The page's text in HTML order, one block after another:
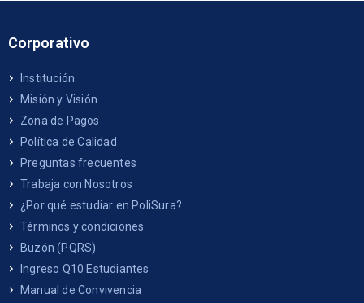
Corporativo
Institución
Misión y Visión
Zona de Pagos
Política de Calidad
Preguntas frecuentes
Trabaja con Nosotros
¿Por qué estudiar en PoliSura?
Términos y condiciones
Buzón (PQRS)
Ingreso Q10 Estudiantes
Manual de Convivencia